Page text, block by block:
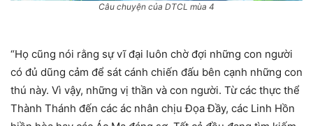
Câu chuyện của DTCL mùa 4
“Họ cũng nói rằng sự vĩ đại luôn chờ đợi những con người
có đủ dũng cảm để sát cánh chiến đấu bên cạnh những con
thú này. Vì vậy, những vị thần và con người. Từ các thực thể
Thành Thánh đến các ác nhân chịu Đọa Đầy, các Linh Hồn